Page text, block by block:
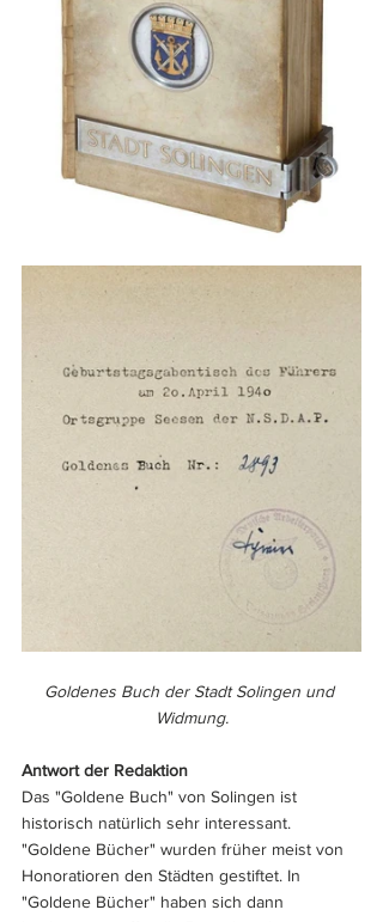
Goldenes Buch der Stadt Solingen und
Widmung.
Antwort der Redaktion
Das "Goldene Buch" von Solingen ist
historisch natürlich sehr interessant.
"Goldene Bücher" wurden früher meist von
Honoratioren den Städten gestiftet. In
"Goldene Bücher" haben sich dann